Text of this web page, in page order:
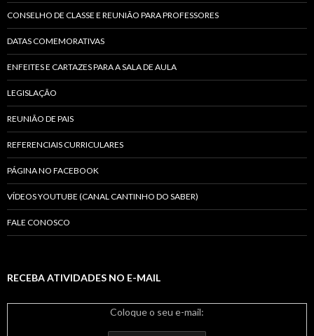
CONSELHO DE CLASSE E REUNIÃO PARA PROFESSORES
DATAS COMEMORATIVAS
ENFEITES E CARTAZES PARA A SALA DE AULA
LEGISLAÇÃO
REUNIÃO DE PAIS
REFERENCIAIS CURRICULARES
PÁGINA NO FACEBOOK
VÍDEOS YOUTUBE (CANAL CANTINHO DO SABER)
FALE CONOSCO
RECEBA ATIVIDADES NO E-MAIL
Coloque o seu e-mail: